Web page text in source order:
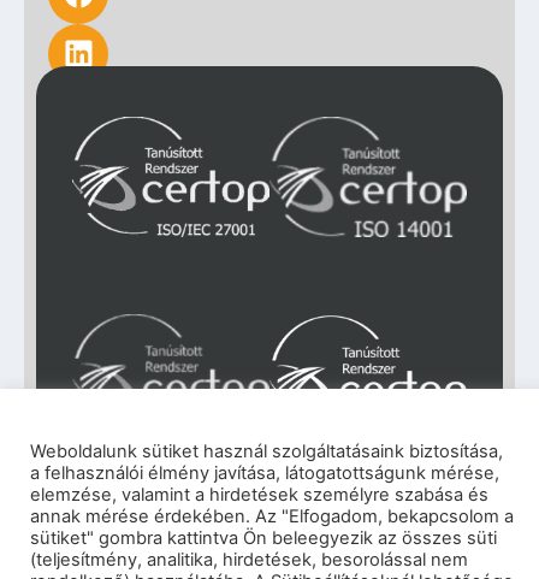
Impresszum|Adatkezelési tájékoztató|
Cookie szabályzat|Visszaélés-bejelentés|
Szerzői jogok
© 2026 eNET Magyaroszág Kft. – Minden jog
Weboldalunk sütiket használ szolgáltatásaink biztosítása,
a felhasználói élmény javítása, látogatottságunk mérése,
elemzése, valamint a hirdetések személyre szabása és
annak mérése érdekében. Az "Elfogadom, bekapcsolom a
sütiket" gombra kattintva Ön beleegyezik az összes süti
(teljesítmény, analitika, hirdetések, besorolással nem